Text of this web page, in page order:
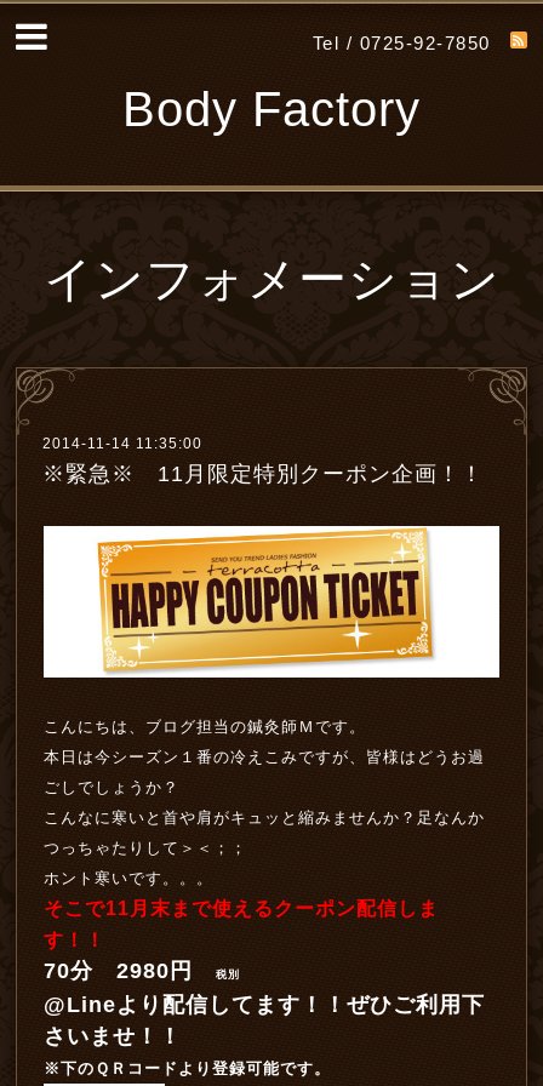
Tel / 0725-92-7850
Body Factory
インフォメーション
2014-11-14 11:35:00
※緊急※ 11月限定特別クーポン企画！！
こんにちは、ブログ担当の鍼灸師Ｍです。
本日は今シーズン１番の冷えこみですが、皆様はどうお過
ごしでしょうか？
こんなに寒いと首や肩がキュッと縮みませんか？足なんか
つっちゃたりして＞＜；；
ホント寒いです。。。
そこで11月末まで使えるクーポン配信しま
す！！
70分 2980円税別
@Lineより配信してます！！ぜひご利用下
さいませ！！
※下のＱＲコードより登録可能です。